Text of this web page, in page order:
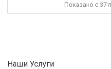
Показано с 37
Наши Услуги